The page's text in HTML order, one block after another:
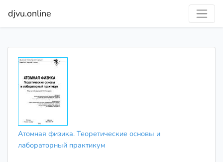
djvu.online
Атомная физика. Теоретические основы и
лабораторный практикум